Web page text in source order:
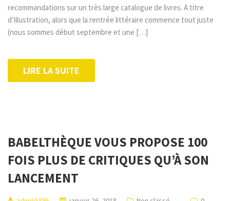
recommandations sur un très large catalogue de livres. A titre
d’illustration, alors que la rentrée littéraire commence tout juste
(nous sommes début septembre et une […]
LIRE LA SUITE
BABELTHÈQUE VOUS PROPOSE 100
FOIS PLUS DE CRITIQUES QU’À SON
LANCEMENT